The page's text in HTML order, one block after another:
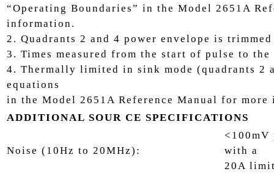
“Operating Boundaries” in the Model 2651A
information.
2. Quadrants 2 and 4 power envelope is
3. Times measured from the start of pulse to
4. Thermally limited in sink mode (quadrants 2
equations
in the Model 2651A Reference Manual for
ADDITIONAL SOUR CE SPECIFICATIONS
Noise (10Hz to 20MHz):
with a
20A